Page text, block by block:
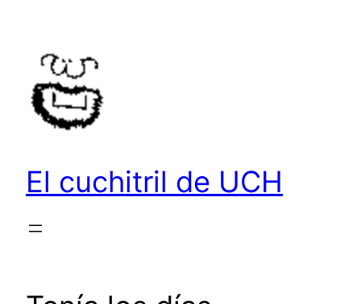
contenido
El cuchitril de UCH